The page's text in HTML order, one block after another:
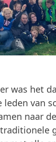
was het
leden van
naar